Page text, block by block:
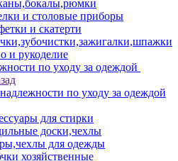
и столовые приборы
и скатерти
и рукоделие
по уходу за одеждой
по уходу за одеждой
для стирки
доски,чехлы
для одежды
хозяйственные